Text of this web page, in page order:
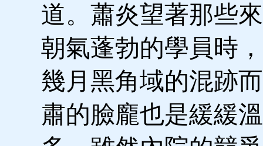
道。蕭炎望著那些
朝氣蓬勃的學員時
幾月黑角域的混跡
肅的臉龐也是緩緩